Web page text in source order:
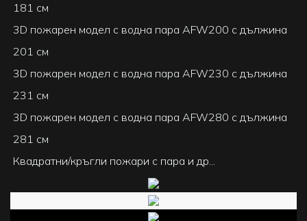
181 см
3D пожарен модел с водна пара AFW200 с дължина
201 см
3D пожарен модел с водна пара AFW230 с дължина
231 см
3D пожарен модел с водна пара AFW280 с дължина
281 см
Квадратни/кръгли пожари с пара и др...